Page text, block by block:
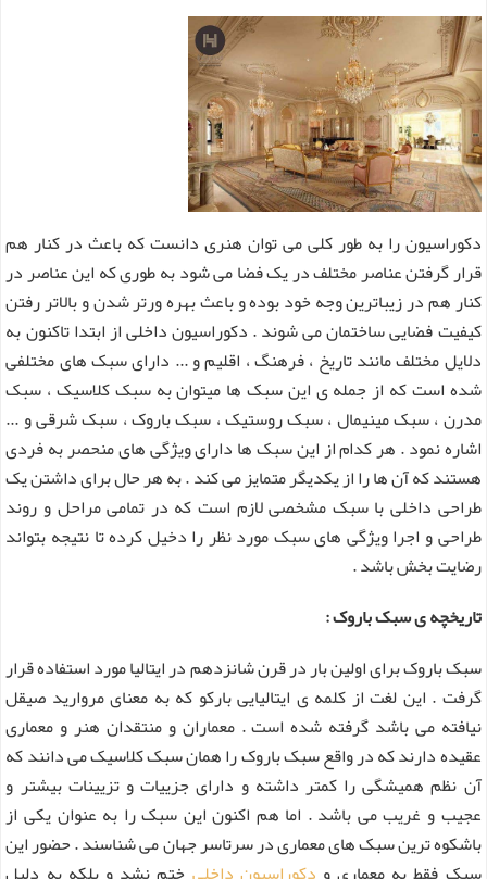
دکوراسیون را به طور کلی می توان هنری دانست که باعث در کنار هم
قرار گرفتن عناصر مختلف در یک فضا می شود به طوری که این عناصر در
کنار هم در زیباترین وجه خود بوده و باعث بهره ورتر شدن و بالاتر رفتن
کیفیت فضایی ساختمان می شوند . دکوراسیون داخلی از ابتدا تاکنون به
دلایل مختلف مانند تاریخ ، فرهنگ ، اقلیم و ... دارای سبک های مختلفی
شده است که از جمله ی این سبک ها میتوان به سبک کلاسیک ، سبک
مدرن ، سبک مینیمال ، سبک روستیک ، سبک باروک ، سبک شرقی و ...
اشاره نمود . هر کدام از این سبک ها دارای ویژگی های منحصر به فردی
هستند که آن ها را از یکدیگر متمایز می کند . به هر حال برای داشتن یک
طراحی داخلی با سبک مشخصی لازم است که در تمامی مراحل و روند
طراحی و اجرا ویژگی های سبک مورد نظر را دخیل کرده تا نتیجه بتواند
رضایت بخش باشد .
تاریخچه ی سبک باروک :
سبک باروک برای اولین بار در قرن شانزدهم در ایتالیا مورد استفاده قرار
گرفت . این لغت از کلمه ی ایتالیایی بارکو که به معنای مروارید صیقل
نیافته می باشد گرفته شده است . معماران و منتقدان هنر و معماری
عقیده دارند که در واقع سبک باروک را همان سبک کلاسیک می دانند که
آن نظم همیشگی را کمتر داشته و دارای جزییات و تزیینات بیشتر و
عجیب و غریب می باشد . اما هم اکنون این سبک را به عنوان یکی از
باشکوه ترین سبک های معماری در سرتاسر جهان می شناسند . حضور این